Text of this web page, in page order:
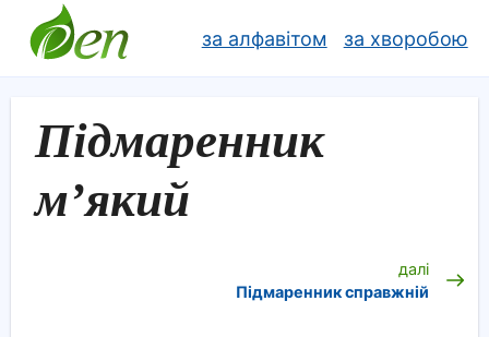
за алфавітом за хворобою
Підмаренник
м’який
далі
Підмаренник справжній